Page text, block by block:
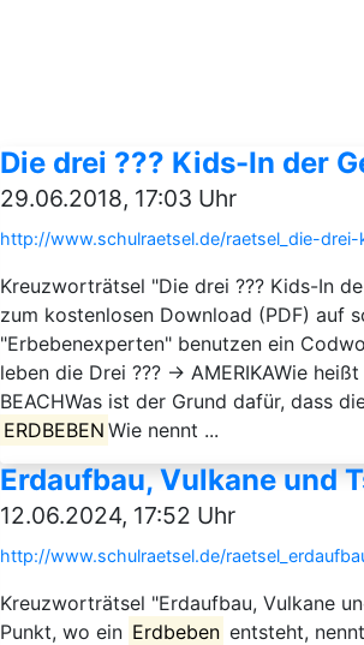
Die drei ??? Kids-In der
29.06.2018, 17:03 Uhr
http://www.schulraetsel.de/raetsel_die-
Kreuzworträtsel "Die drei ??? Kids-In
zum kostenlosen Download (PDF) auf
"Erbebenexperten" benutzen ein
leben die Drei ??? → AMERIKAWie
BEACHWas ist der Grund dafür, dass
ERDBEBEN Wie nennt ...
Erdaufbau, Vulkane und
12.06.2024, 17:52 Uhr
http://www.schulraetsel.de/
Kreuzworträtsel "Erdaufbau, Vulkane
Punkt, wo ein Erdbeben entsteht,